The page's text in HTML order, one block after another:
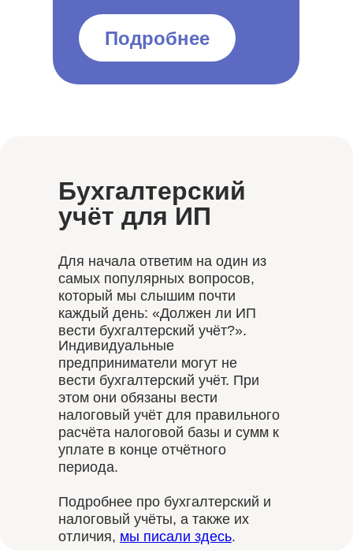
Подробнее
Бухгалтерский
учёт для ИП
Индивидуальные
предприниматели могут не
вести бухгалтерский учёт. При
этом они обязаны вести
налоговый учёт для правильного
расчёта налоговой базы и сумм к
уплате в конце отчётного
периода.
Подробнее про бухгалтерский и
налоговый учёты, а также их
отличия, мы писали здесь.
Для начала ответим на один из
самых популярных вопросов,
который мы слышим почти
каждый день: «Должен ли ИП
вести бухгалтерский учёт?».